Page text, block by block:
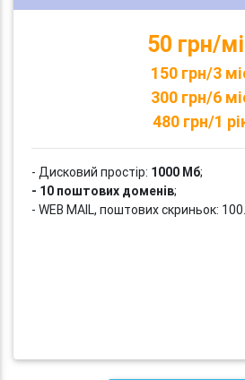
50 грн/
150 грн/3
300 грн/6
480 грн/1
- Дисковий простір: 1000 Мб;
- 10 поштових доменів;
- WEB MAIL, поштових скриньок: 100.